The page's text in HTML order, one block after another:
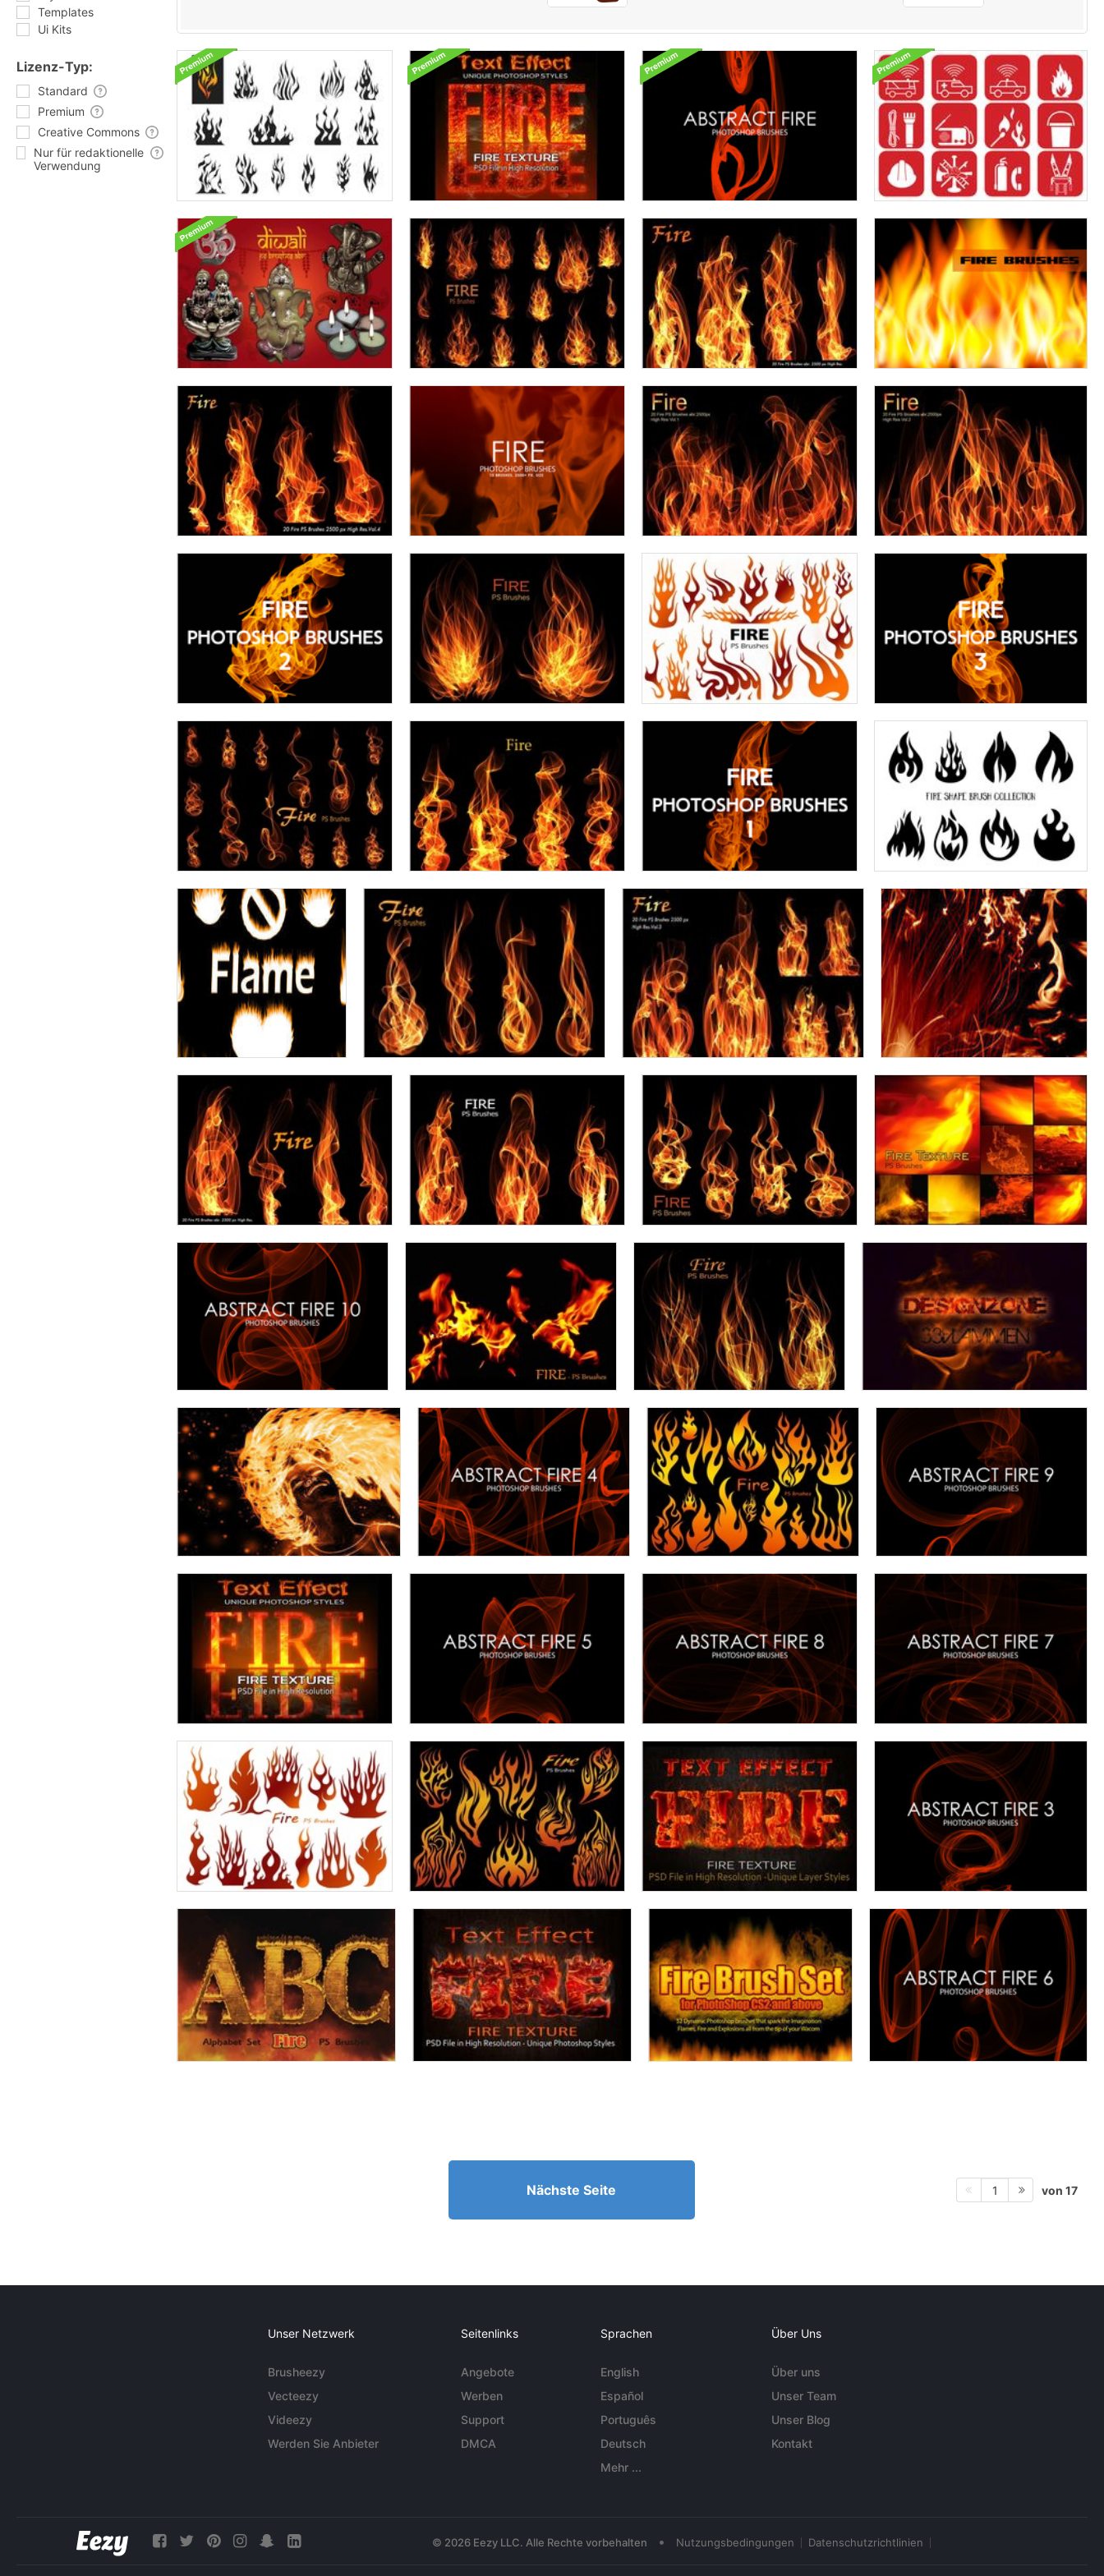
Templates
Ui Kits
Lizenz-Typ:
Standard
Premium
Creative Commons
Nur für redaktionelle
Verwendung
Nächste Seite 1 von 17
Unser Netzwerk
Brusheezy
Vecteezy
Videezy
Werden Sie Anbieter
Seitenlinks
Angebote
Werben
Support
DMCA
Sprachen
English
Español
Português
Deutsch
Mehr ...
Über Uns
Über uns
Unser Team
Unser Blog
Kontakt
© 2026 Eezy LLC. Alle Rechte vorbehalten • Nutzungsbedingungen Datenschutzrichtlinien